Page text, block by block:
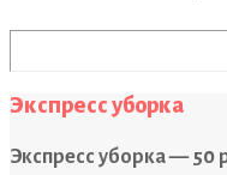
Экспресс уборка
Экспресс уборка — 50